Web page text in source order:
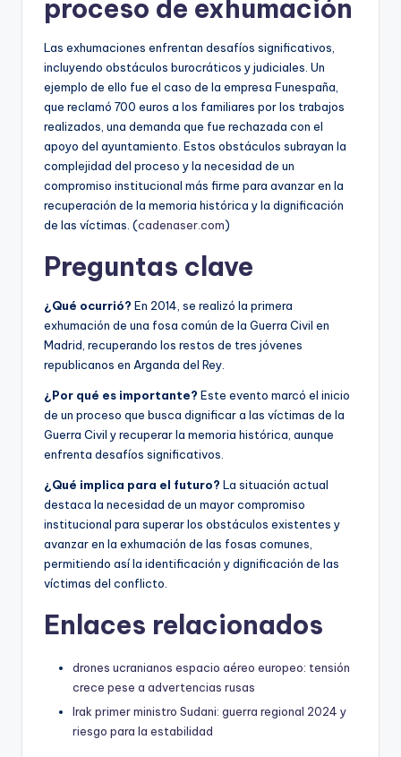
proceso de exhumación
Las exhumaciones enfrentan desafíos significativos,
incluyendo obstáculos burocráticos y judiciales. Un
ejemplo de ello fue el caso de la empresa Funespaña,
que reclamó 700 euros a los familiares por los trabajos
realizados, una demanda que fue rechazada con el
apoyo del ayuntamiento. Estos obstáculos subrayan la
complejidad del proceso y la necesidad de un
compromiso institucional más firme para avanzar en la
recuperación de la memoria histórica y la dignificación
de las víctimas. (cadenaser.com)
Preguntas clave
¿Qué ocurrió? En 2014, se realizó la primera
exhumación de una fosa común de la Guerra Civil en
Madrid, recuperando los restos de tres jóvenes
republicanos en Arganda del Rey.
¿Por qué es importante? Este evento marcó el inicio
de un proceso que busca dignificar a las víctimas de la
Guerra Civil y recuperar la memoria histórica, aunque
enfrenta desafíos significativos.
¿Qué implica para el futuro? La situación actual
destaca la necesidad de un mayor compromiso
institucional para superar los obstáculos existentes y
avanzar en la exhumación de las fosas comunes,
permitiendo así la identificación y dignificación de las
víctimas del conflicto.
Enlaces relacionados
drones ucranianos espacio aéreo europeo: tensión
crece pese a advertencias rusas
Irak primer ministro Sudani: guerra regional 2024 y
riesgo para la estabilidad